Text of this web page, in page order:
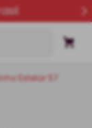
Estelar 57